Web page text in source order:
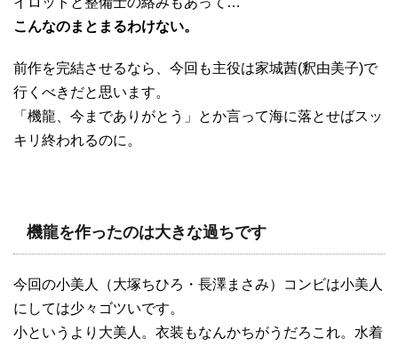
こんなのまとまるわけない。
前作を完結させるなら、今回も主役は家城茜(釈由美子)で
行くべきだと思います。
「機龍、今までありがとう」とか言って海に落とせばスッ
キリ終われるのに。
機龍を作ったのは大きな過ちです
今回の小美人（大塚ちひろ・長澤まさみ）コンビは小美人
にしては少々ゴツいです。
小というより大美人。衣装もなんかちがうだろこれ。水着